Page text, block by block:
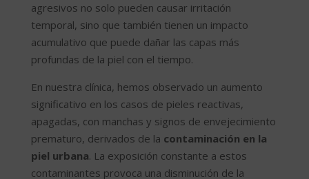
agresivos no solo pueden causar irritación
temporal, sino que también tienen un impacto
acumulativo que puede dañar las capas más
profundas de la piel con el tiempo.
En nuestra clínica, hemos observado un aumento
significativo en los casos de pieles reactivas,
apagadas, con manchas y signos de envejecimiento
prematuro, derivados de la contaminación en la
piel urbana. La exposición constante a estos
contaminantes provoca una disminución de la